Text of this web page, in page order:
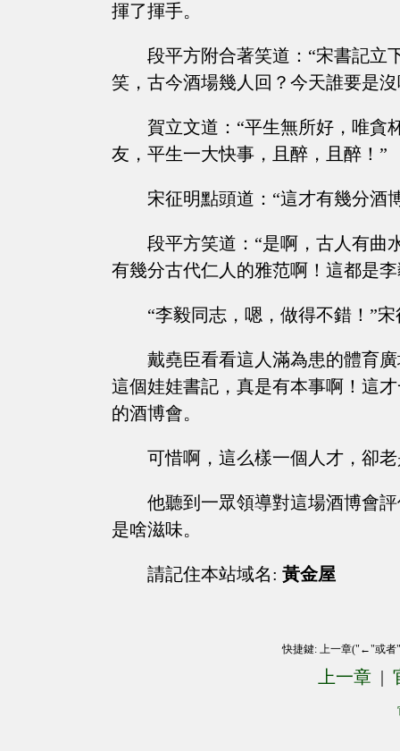
揮了揮手。
段平方附合著笑道：“宋書記立
笑，古今酒場幾人回？今天誰要是
賀立文道：“平生無所好，唯貪
友，平生一大快事，且醉，且醉！”
宋征明點頭道：“這才有幾分酒
段平方笑道：“是啊，古人有曲
有幾分古代仁人的雅范啊！這都是
“李毅同志，嗯，做得不錯！”
戴堯臣看看這人滿為患的體育
這個娃娃書記，真是有本事啊！這
的酒博會。
可惜啊，這么樣一個人才，卻
他聽到一眾領導對這場酒博會
是啥滋味。
請記住本站域名: 黃金屋
快捷鍵: 上一章("←"或
上一章 |